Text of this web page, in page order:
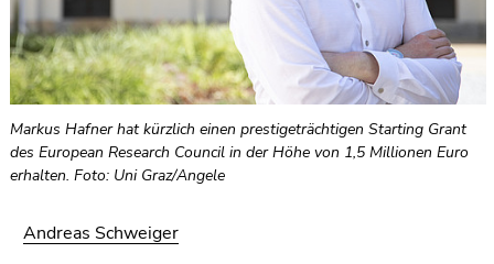
Markus Hafner hat kürzlich einen prestigeträchtigen Starting Grant
des European Research Council in der Höhe von 1,5 Millionen Euro
erhalten. Foto: Uni Graz/Angele
Andreas Schweiger